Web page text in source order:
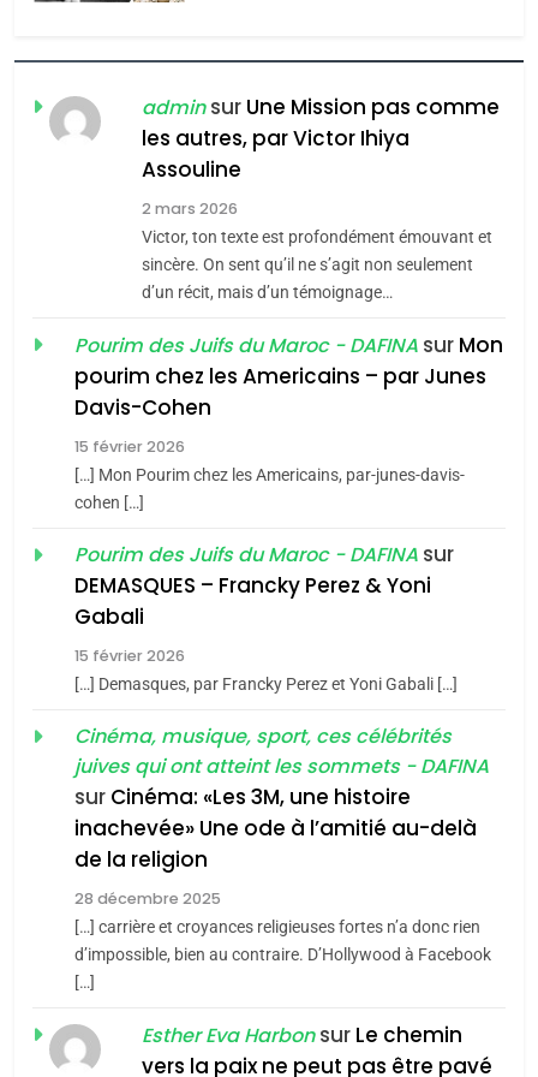
FIÈRE, DIGNE ET RÉSILIENTE :
POURQUOI JE REVENDIQUE
MA JUDAÏTE par Thérèse
Zrihen-Dvir
ISRAÉL JUDAISME
CE QUI NOUS MANQUE –
Jacques Hadida
JUDAISME
Maroc : Les amandes de
Tafraout, le miel de Tadla
du terroir
Oeil ravageur – Vanessa
De Loya Stauber
«Tu dis génocide, je dis
guerre»: La nouvelle
chanson de Boy George
ISRAÉL JUDAISME
Accords d’Isaac:
l’alliance pourrait
adminsur Une Mission pas comme
les autres, par Victor Ihiya
Assouline
2 mars 2026
Victor, ton texte est profondément émouvant et
sincère. On sent qu’il ne s’agit non seulement
d’un récit, mais d’un témoignage…
Pourim des Juifs du Maroc - DAFINA sur Mon
pourim chez les Americains – par Junes
Davis-Cohen
15 février 2026
[…] Mon Pourim chez les Americains, par-junes-davis-
cohen […]
Pourim des Juifs du Maroc - DAFINA sur
DEMASQUES – Francky Perez & Yoni
Gabali
15 février 2026
[…] Demasques, par Francky Perez et Yoni Gabali […]
Cinéma, musique, sport, ces célébrités
juives qui ont atteint les sommets - DAFINA
sur Cinéma: «Les 3M, une histoire
inachevée» Une ode à l’amitié au-delà
de la religion
28 décembre 2025
[…] carrière et croyances religieuses fortes n’a donc rien
d’impossible, bien au contraire. D’Hollywood à Facebook
[…]
Esther Eva Harbonsur Le chemin
vers la paix ne peut pas être pavé
meurtrière selon le rapport
l’antisémitisme
FIÈRE, DIGNE ET RÉSILIENTE :
POURQUOI JE REVENDIQUE
MA JUDAÏTE par Thérèse
Zrihen-Dvir
ISRAÉL
CE QUI NOUS MANQUE –
JUDAISME